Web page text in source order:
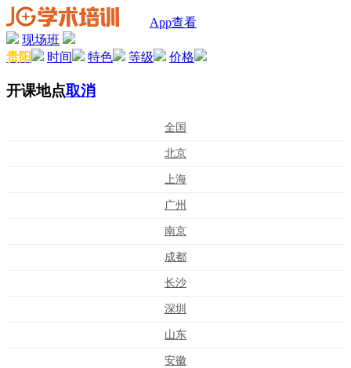
App查看
现场班
贵阳
时间 特色 等级 价格
开课地点取消
全国
北京
上海
广州
南京
成都
长沙
深圳
山东
安徽